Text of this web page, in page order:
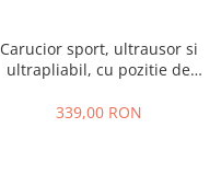
Carucior sport, ultrausor si
ultrapliabil, cu pozitie de
din piele, sarcina maxima 22
339,00 RON